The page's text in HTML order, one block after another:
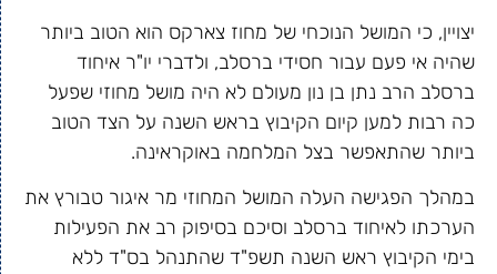
יצויין, כי המושל הנוכחי של מחוז צארקס הוא הטוב ביותר
שהיה אי פעם עבור חסידי ברסלב, ולדברי יו"ר איחוד
ברסלב הרב נתן בן נון מעולם לא היה מושל מחוזי שפעל
כה רבות למען קיום הקיבוץ בראש השנה על הצד הטוב
ביותר שהתאפשר בצל המלחמה באוקראינה.
במהלך הפגישה העלה המושל המחוזי מר איגור טבורץ את
הערכתו לאיחוד ברסלב וסיכם בסיפוק רב את הפעילות
בימי הקיבוץ ראש השנה תשפ"ד שהתנהל בס"ד ללא